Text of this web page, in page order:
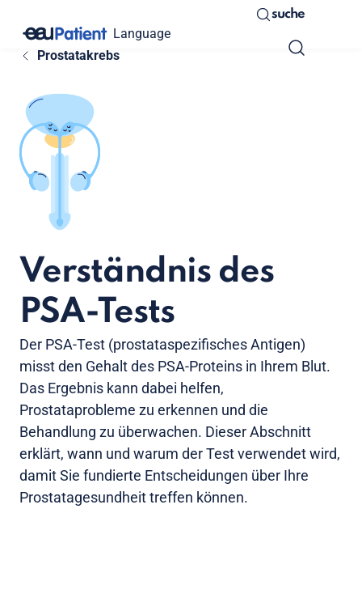
Language
suche
Prostatakrebs
Verständnis des
PSA-Tests
Der PSA-Test (prostataspezifisches Antigen)
misst den Gehalt des PSA-Proteins in Ihrem Blut.
Das Ergebnis kann dabei helfen,
Prostataprobleme zu erkennen und die
Behandlung zu überwachen. Dieser Abschnitt
erklärt, wann und warum der Test verwendet wird,
damit Sie fundierte Entscheidungen über Ihre
Prostatagesundheit treffen können.